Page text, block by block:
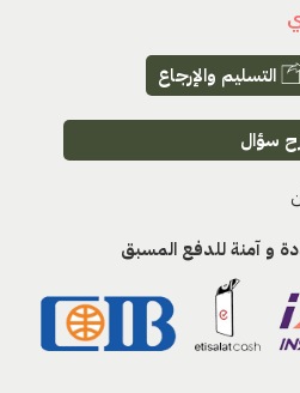
التسليم والإرجاع
سؤال
و آمنة للدفع المسبق